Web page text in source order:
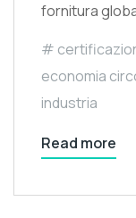
fornitura
economia
industria
Read more